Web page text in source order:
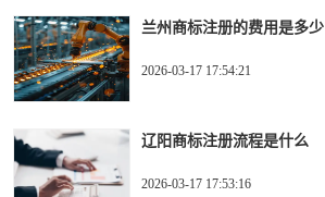
兰州商标注册的费用是多少
2026-03-17 17:54:21
辽阳商标注册流程是什么
2026-03-17 17:53:16